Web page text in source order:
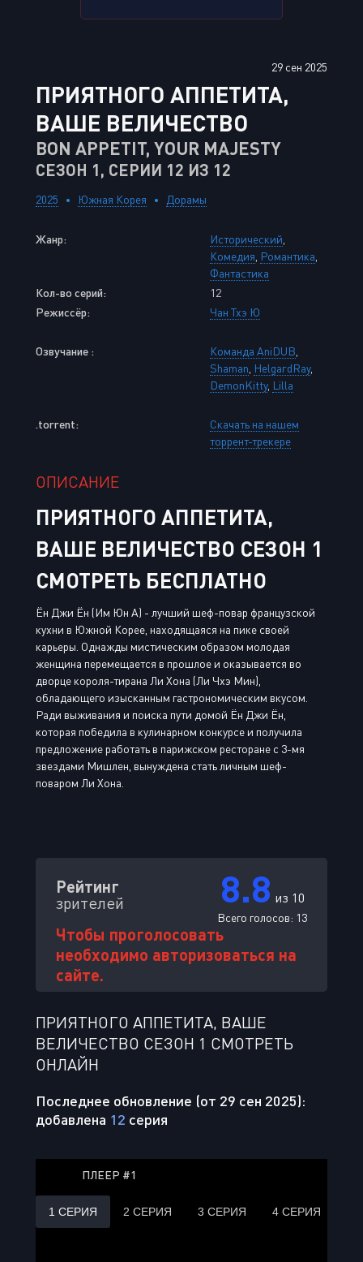
29 сен 2025
ПРИЯТНОГО АППЕТИТА,
ВАШЕ ВЕЛИЧЕСТВО
BON APPETIT, YOUR MAJESTY
СЕЗОН 1, СЕРИИ 12 ИЗ 12
2025 Южная Корея Дорамы
Жанр: Исторический
Комедия Романтика
Фантастика
Кол-во серий:
12
Режиссёр:
Чан Тхэ Ю
Озвучание : Команда AniDUB
Shaman HelgardRay,
DemonKitty, Lilla
.torrent:
Скачать на нашем
торрент-трекере
ОПИСАНИЕ
ПРИЯТНОГО АППЕТИТА,
ВАШЕ ВЕЛИЧЕСТВО СЕЗОН 1
СМОТРЕТЬ БЕСПЛАТНО
Ён Джи Ён (Им Юн А) - лучший шеф-повар французской
кухни в Южной Корее, находящаяся на пике своей
карьеры. Однажды мистическим образом молодая
женщина перемещается в прошлое и оказывается во
дворце короля-тирана Ли Хона (Ли Чхэ Мин),
обладающего изысканным гастрономическим вкусом.
Ради выживания и поиска пути домой Ён Джи Ён,
которая победила в кулинарном конкурсе и получила
предложение работать в парижском ресторане с 3-мя
звездами Мишлен, вынуждена стать личным шеф-
поваром Ли Хона.
Рейтинг
зрителей 8.8 из 10
Всего голосов: 13
Чтобы проголосовать
необходимо авторизоваться на
сайте.
ПРИЯТНОГО АППЕТИТА, ВАШЕ
ВЕЛИЧЕСТВО СЕЗОН 1 СМОТРЕТЬ
ОНЛАЙН
Последнее обновление (от 29 сен 2025):
добавлена 12 серия
ПЛЕЕР #1